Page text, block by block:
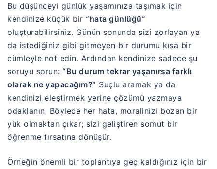
Bu düşünceyi günlük yaşamınıza taşımak için
kendinize küçük bir “hata günlüğü”
oluşturabilirsiniz. Günün sonunda sizi zorlayan ya
da istediğiniz gibi gitmeyen bir durumu kısa bir
cümleyle not edin. Ardından kendinize sadece şu
soruyu sorun: “Bu durum tekrar yaşanırsa farklı
olarak ne yapacağım?” Suçlu aramak ya da
kendinizi eleştirmek yerine çözümü yazmaya
odaklanın. Böylece her hata, moralinizi bozan bir
yük olmaktan çıkar; sizi geliştiren somut bir
öğrenme fırsatına dönüşür.
Örneğin önemli bir toplantıya geç kaldığınız için bir